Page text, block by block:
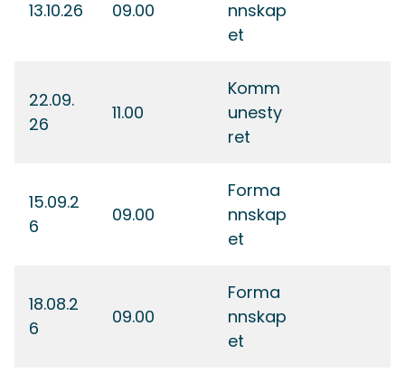
13.10.26 09.00
nnskap
et
22.09.
26
11.00
Komm
unesty
ret
15.09.2
6
09.00
Forma
nnskap
et
18.08.2
6
09.00
Forma
nnskap
et